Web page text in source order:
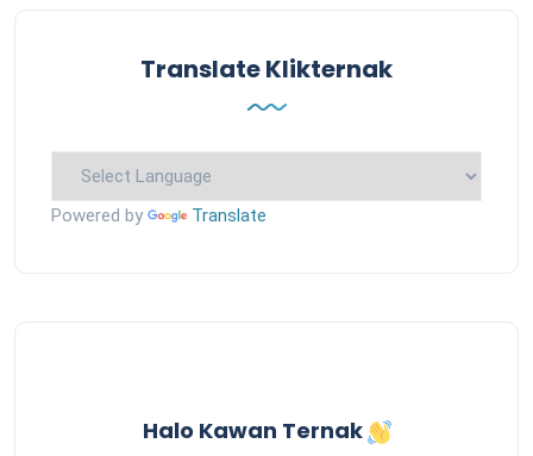
Translate Klikternak
Powered by Translate
Halo Kawan Ternak